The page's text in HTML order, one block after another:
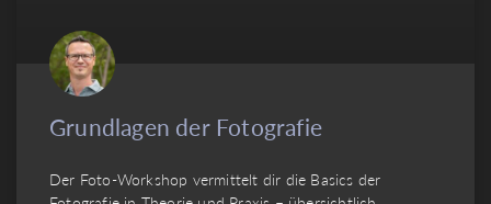
Grundlagen der Fotografie
Der Foto-Workshop vermittelt dir die Basics der